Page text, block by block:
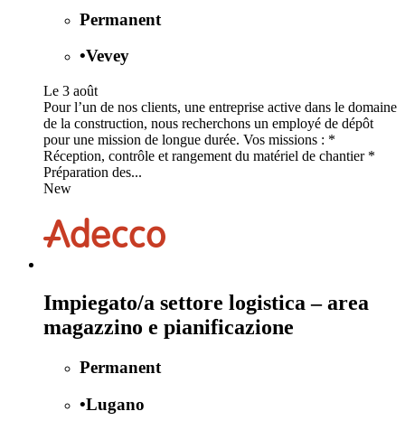
Permanent
•Vevey
Le 3 août
Pour l’un de nos clients, une entreprise active dans le domaine
de la construction, nous recherchons un employé de dépôt
pour une mission de longue durée. Vos missions : *
Réception, contrôle et rangement du matériel de chantier *
Préparation des...
New
Impiegato/a settore logistica – area
magazzino e pianificazione
Permanent
•Lugano